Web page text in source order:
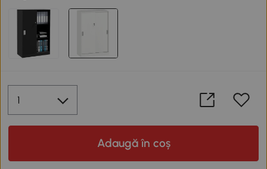
Adaugă în coș